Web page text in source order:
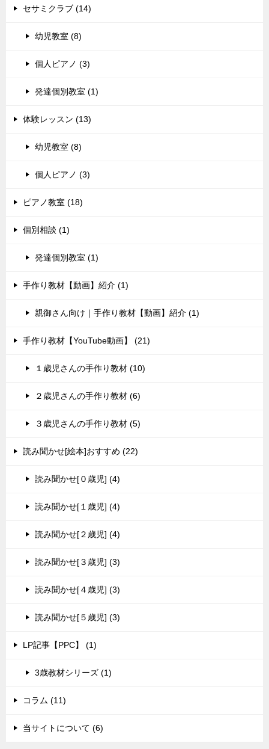
セサミクラブ (14)
幼児教室 (8)
個人ピアノ (3)
発達個別教室 (1)
体験レッスン (13)
幼児教室 (8)
個人ピアノ (3)
ピアノ教室 (18)
個別相談 (1)
発達個別教室 (1)
手作り教材【動画】紹介 (1)
親御さん向け｜手作り教材【動画】紹介 (1)
手作り教材【YouTube動画】 (21)
１歳児さんの手作り教材 (10)
２歳児さんの手作り教材 (6)
３歳児さんの手作り教材 (5)
読み聞かせ[絵本]おすすめ (22)
読み聞かせ[０歳児] (4)
読み聞かせ[１歳児] (4)
読み聞かせ[２歳児] (4)
読み聞かせ[３歳児] (3)
読み聞かせ[４歳児] (3)
読み聞かせ[５歳児] (3)
LP記事【PPC】 (1)
3歳教材シリーズ (1)
コラム (11)
当サイトについて (6)